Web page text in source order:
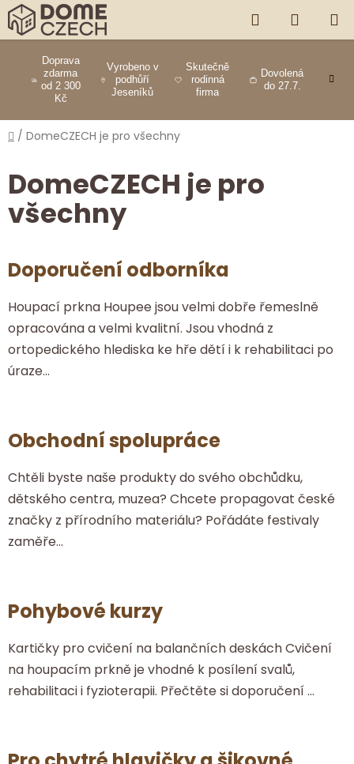
Přejít
na
obsah
Doprava
zdarma
od 2 300
Kč
Vyrobeno v
podhůří
Jeseníků
Skutečně
rodinná
firma
Dovolená
do 27.7.
HLEDAT
KOŠÍK
Domů
/ DomeCZECH je pro všechny
DomeCZECH je pro
všechny
ý
p
i
s
č
l
k
Doporučení odborníka
Houpací prkna Houpee jsou velmi dobře řemeslně
opracována a velmi kvalitní. Jsou vhodná z
ortopedického hlediska ke hře dětí i k rehabilitaci po
úraze...
Obchodní spolupráce
Chtěli byste naše produkty do svého obchůdku,
dětského centra, muzea? Chcete propagovat české
značky z přírodního materiálu? Pořádáte festivaly
zaměře...
Pohybové kurzy
Kartičky pro cvičení na balančních deskách Cvičení
na houpacím prkně je vhodné k posílení svalů,
rehabilitaci i fyzioterapii. Přečtěte si doporučení ...